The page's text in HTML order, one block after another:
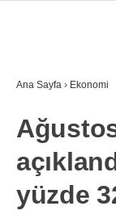
YEREL
GÜNCEL
EKONOMI
Ana Sayfa › Ekonomi
yüzde